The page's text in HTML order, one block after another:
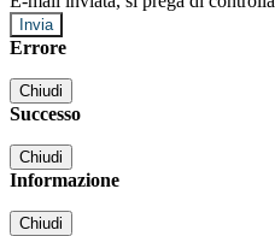
Errore
Chiudi
Successo
Chiudi
Informazione
Chiudi